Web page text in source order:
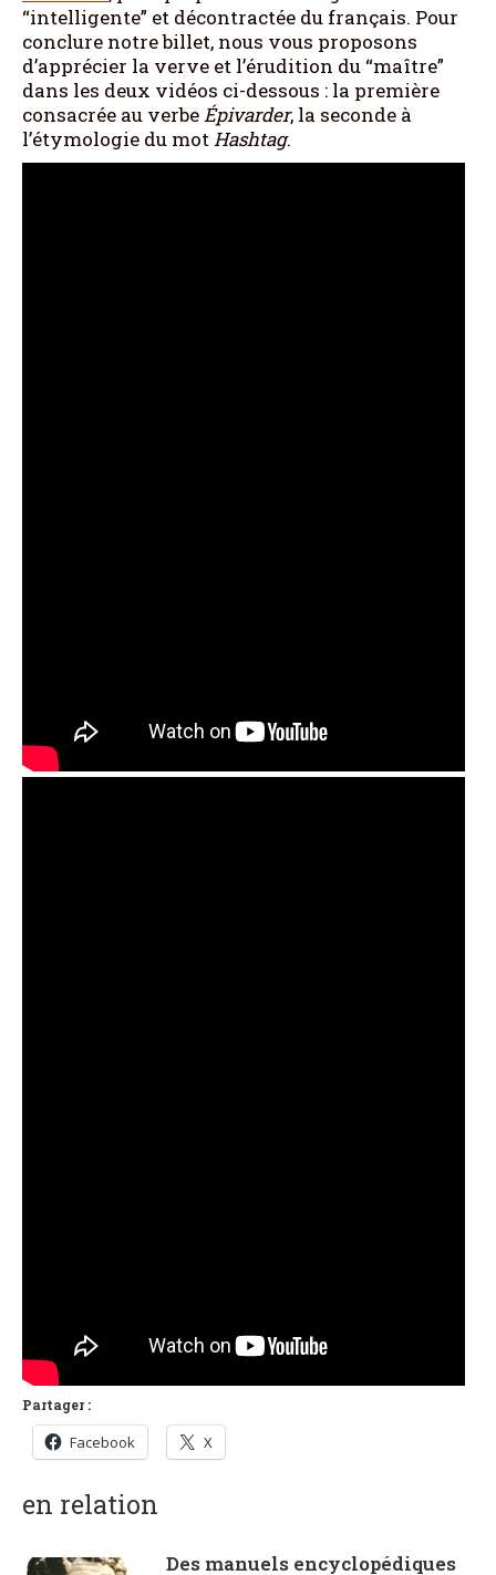
“intelligente” et décontractée du français. Pour
conclure notre billet, nous vous proposons
d’apprécier la verve et l’érudition du “maître”
dans les deux vidéos ci-dessous : la première
consacrée au verbeÉpivarder, la seconde à
l’étymologie du motHashtag.
Partager :
Facebook X
en relation
Des manuels encyclopédiques